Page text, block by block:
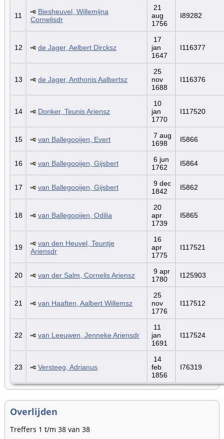
11
Biesheuvel, Willemijna
Cornelisdr
21
aug
1756
I89282
12 de Jager, Aelbert Dircksz
17
jan
1647
I116377
13 de Jager, Anthonis Aalbertsz
25
nov
1688
I116376
14 Donker, Teunis Ariensz
10
jan
1770
I117520
15 van Ballegooijen, Evert
7 aug
1698
I5866
16 van Ballegooijen, Gijsbert
6 jun
1762
I5864
17 van Ballegooijen, Gijsbert
9 dec
1842
I5862
18 van Ballegooijen, Odilia
20
apr
1739
I5865
19
van den Heuvel, Teuntje
Ariensdr
16
apr
1775
I117521
20 van der Salm, Cornelis Ariensz
9 apr
1780
I125903
21 van Haaften, Aalbert Willemsz
25
nov
1776
I117512
22 van Leeuwen, Jenneke Ariensdr
11
jan
1691
I117524
23 Versteeg, Adrianus
14
feb
1856
I76319
Overlijden
Treffers 1 t/m 38 van 38